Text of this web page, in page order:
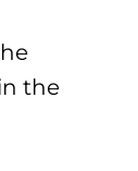
the